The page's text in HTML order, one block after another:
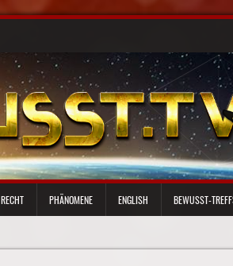
RECHT PHÄNOMENE ENGLISH BEWUSST-TREFFS